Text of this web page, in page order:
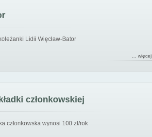
Lidii Więcław-Bator
… więcej
członkowskiej
członkowska wynosi 100 zł/rok